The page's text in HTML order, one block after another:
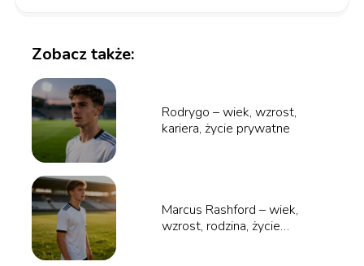
Zobacz także:
Rodrygo – wiek, wzrost,
kariera, życie prywatne
Marcus Rashford – wiek,
wzrost, rodzina, życie